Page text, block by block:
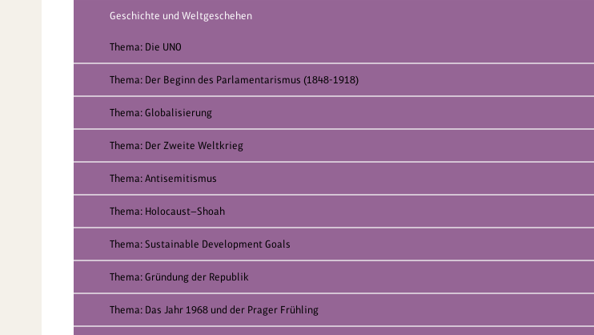
Geschichte und Weltgeschehen
Thema: Die UNO
Thema: Der Beginn des Parlamentarismus (1848-1918)
Thema: Globalisierung
Thema: Der Zweite Weltkrieg
Thema: Antisemitismus
Thema: Holocaust—Shoah
Thema: Sustainable Development Goals
Thema: Gründung der Republik
Thema: Das Jahr 1968 und der Prager Frühling